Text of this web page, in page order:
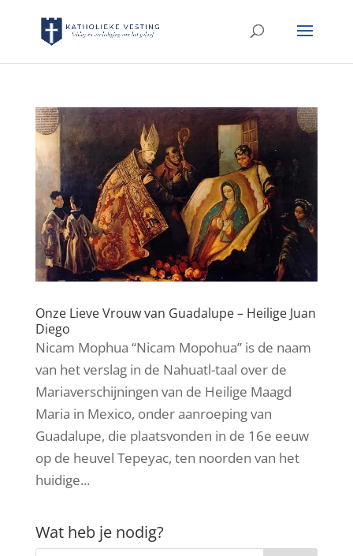
Onze Lieve Vrouw van Guadalupe – Heilige Juan
Diego
Nicam Mophua “Nicam Mopohua” is de naam
van het verslag in de Nahuatl-taal over de
Mariaverschijningen van de Heilige Maagd
Maria in Mexico, onder aanroeping van
Guadalupe, die plaatsvonden in de 16e eeuw
op de heuvel Tepeyac, ten noorden van het
huidige...
Wat heb je nodig?